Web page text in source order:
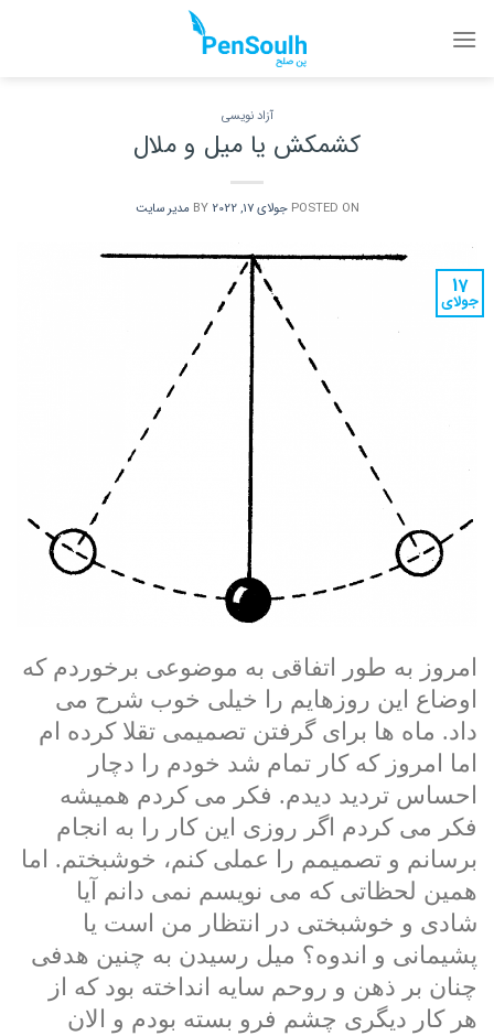
آزاد نویسی
کشمکش یا میل و ملال
POSTED ON جولای 17, 2022 BY مدیر سایت
17
جولای
امروز به طور اتفاقی به موضوعی برخوردم که
اوضاع این روزهایم را خیلی خوب شرح می
داد. ماه ها برای گرفتن تصمیمی تقلا کرده ام
اما امروز که کار تمام شد خودم را دچار
احساس تردید دیدم. فکر می کردم همیشه
فکر می کردم اگر روزی این کار را به انجام
برسانم و تصمیمم را عملی کنم، خوشبختم. اما
همین لحظاتی که می نویسم نمی دانم آیا
شادی و خوشبختی در انتظار من است یا
پشیمانی و اندوه؟ میل رسیدن به چنین هدفی
چنان بر ذهن و روحم سایه انداخته بود که از
هر کار دیگری چشم فرو بسته بودم و الان